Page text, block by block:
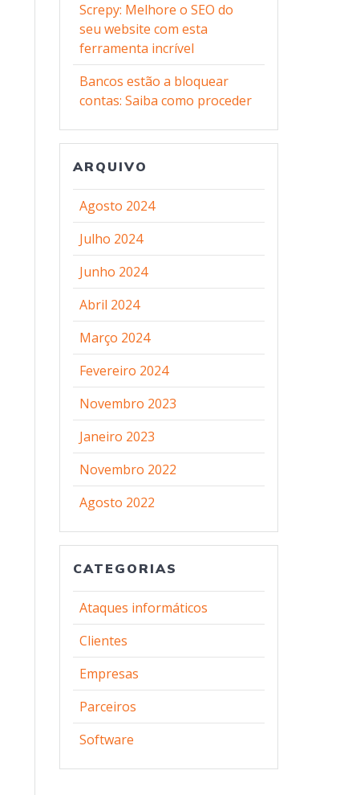
Screpy: Melhore o SEO do
seu website com esta
ferramenta incrível
Bancos estão a bloquear
contas: Saiba como proceder
ARQUIVO
Agosto 2024
Julho 2024
Junho 2024
Abril 2024
Março 2024
Fevereiro 2024
Novembro 2023
Janeiro 2023
Novembro 2022
Agosto 2022
CATEGORIAS
Ataques informáticos
Clientes
Empresas
Parceiros
Software